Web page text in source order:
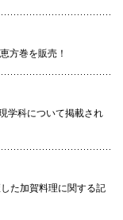
方巻を販売！
学科について掲載され
た加賀料理に関する記